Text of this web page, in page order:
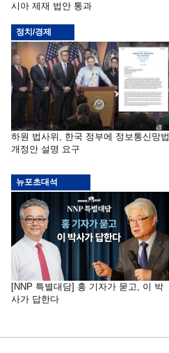
시아 제재 법안 통과
정치/경제
하원 법사위, 한국 정부에 정보통신망법
개정안 설명 요구
뉴포초대석
[NNP 특별대담] 홍 기자가 묻고, 이 박
사가 답한다